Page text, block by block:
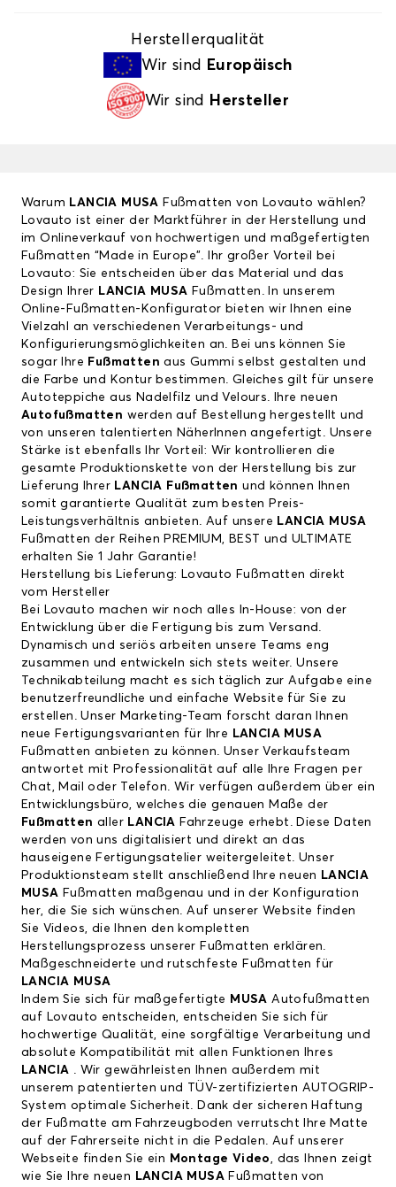
Herstellerqualität
Wir sind
Europäisch
Wir sind Hersteller
Warum LANCIA MUSA Fußmatten von Lovauto wählen?
Lovauto ist einer der Marktführer in der Herstellung und
im Onlineverkauf von hochwertigen und maßgefertigten
Fußmatten “Made in Europe”. Ihr großer Vorteil bei
Lovauto: Sie entscheiden über das Material und das
Design Ihrer LANCIA MUSA Fußmatten. In unserem
Online-Fußmatten-Konfigurator bieten wir Ihnen eine
Vielzahl an verschiedenen Verarbeitungs- und
Konfigurierungsmöglichkeiten an. Bei uns können Sie
sogar Ihre Fußmatten aus Gummi selbst gestalten und
die Farbe und Kontur bestimmen. Gleiches gilt für unsere
Autoteppiche aus Nadelfilz und Velours. Ihre neuen
Autofußmatten werden auf Bestellung hergestellt und
von unseren talentierten NäherInnen angefertigt. Unsere
Stärke ist ebenfalls Ihr Vorteil: Wir kontrollieren die
gesamte Produktionskette von der Herstellung bis zur
Lieferung Ihrer LANCIA Fußmatten und können Ihnen
somit garantierte Qualität zum besten Preis-
Leistungsverhältnis anbieten. Auf unsere LANCIA MUSA
Fußmatten der Reihen PREMIUM, BEST und ULTIMATE
erhalten Sie 1 Jahr Garantie!
Herstellung bis Lieferung: Lovauto Fußmatten direkt
vom Hersteller
Bei Lovauto machen wir noch alles In-House: von der
Entwicklung über die Fertigung bis zum Versand.
Dynamisch und seriös arbeiten unsere Teams eng
zusammen und entwickeln sich stets weiter. Unsere
Technikabteilung macht es sich täglich zur Aufgabe eine
benutzerfreundliche und einfache Website für Sie zu
erstellen. Unser Marketing-Team forscht daran Ihnen
neue Fertigungsvarianten für Ihre LANCIA MUSA
Fußmatten anbieten zu können. Unser Verkaufsteam
antwortet mit Professionalität auf alle Ihre Fragen per
Chat, Mail oder Telefon. Wir verfügen außerdem über ein
Entwicklungsbüro, welches die genauen Maße der
Fußmatten aller LANCIA Fahrzeuge erhebt. Diese Daten
werden von uns digitalisiert und direkt an das
hauseigene Fertigungsatelier weitergeleitet. Unser
Produktionsteam stellt anschließend Ihre neuen LANCIA
MUSA Fußmatten maßgenau und in der Konfiguration
her, die Sie sich wünschen. Auf unserer Website finden
Sie Videos, die Ihnen den kompletten
Herstellungsprozess unserer Fußmatten erklären.
Maßgeschneiderte und rutschfeste Fußmatten für
LANCIA MUSA
Indem Sie sich für maßgefertigte MUSAAutofußmatten
auf Lovauto entscheiden, entscheiden Sie sich für
hochwertige Qualität, eine sorgfältige Verarbeitung und
absolute Kompatibilität mit allen Funktionen Ihres
LANCIA . Wir gewährleisten Ihnen außerdem mit
unserem patentierten und TÜV-zertifizierten AUTOGRIP-
System optimale Sicherheit. Dank der sicheren Haftung
der Fußmatte am Fahrzeugboden verrutscht Ihre Matte
auf der Fahrerseite nicht in die Pedalen. Auf unserer
Webseite finden Sie ein Montage Video, das Ihnen zeigt
wie Sie Ihre neuen LANCIA MUSA Fußmatten von